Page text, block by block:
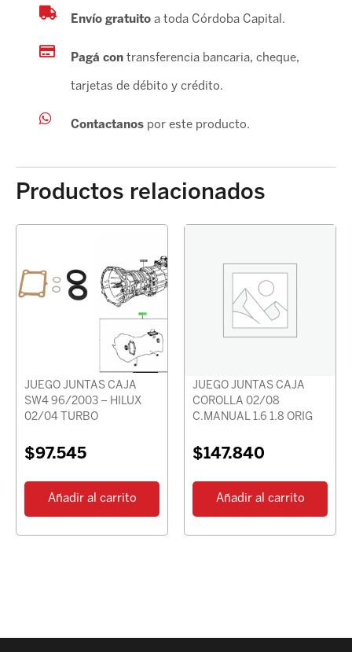
Envío gratuitoa toda Córdoba Capital.
Pagá contransferencia bancaria, cheque,
tarjetas de débito y crédito.
Contactanospor este producto.
Productos relacionados
JUEGO JUNTAS CAJA
SW4 96/2003 – HILUX
02/04 TURBO
$97.545
Añadir al carrito
JUEGO JUNTAS CAJA
COROLLA 02/08
C.MANUAL 1.6 1.8 ORIG
$147.840
Añadir al carrito